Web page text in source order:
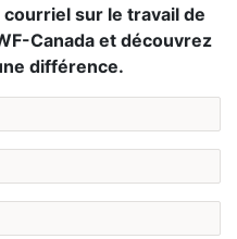
sur le travail de
Canada et découvrez
différence.